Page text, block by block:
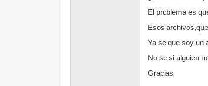
El problema es
Esos
Ya se que soy un
No se si alguien
Gracias